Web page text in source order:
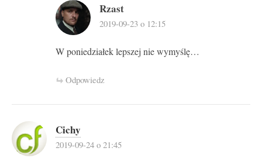
Rzast
2019-09-23 o 12:15
W poniedziałek lepszej nie wymyślę…
Odpowiedz
Cichy
2019-09-24 o 21:45